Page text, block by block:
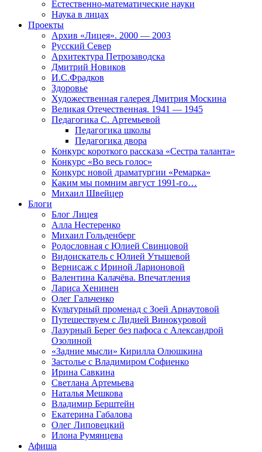
Естественно-математические науки
Наука в лицах
Проекты
Архив «Лицея». 2000 — 2003
Русский Север
Архитектура Петрозаводска
Дмитрий Новиков
И.С.Фрадков
Здоровье
Художественная галерея Дмитрия Москина
Великая Отечественная. 1941 — 1945
Педагогика С. Артемьевой
Педагогика школы
Педагогика двора
Конкурс короткого рассказа «Сестра таланта»
Конкурс «Во весь голос»
Конкурс новой драматургии «Ремарка»
Каким мы помним август 1991-го…
Михаил Швейцер
Блоги
Блог Лицея
Алла Нестеренко
Михаил Гольденберг
Родословная с Юлией Свинцовой
Видоискатель с Юлией Утышевой
Вернисаж с Ириной Ларионовой
Валентина Калачёва. Впечатления
Лариса Хенинен
Олег Гальченко
Культурный променад с Зоей Арнаутовой
Путешествуем с Лидией Винокуровой
Лазурный Берег без пафоса с Александрой
Озолиной
«Задние мысли» Кирилла Олюшкина
Застолье с Владимиром Софиенко
Ирина Савкина
Светлана Артемьева
Наталья Мешкова
Владимир Берштейн
Екатерина Габалова
Олег Липовецкий
Илона Румянцева
Афиша